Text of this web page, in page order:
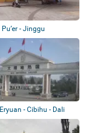
Pu’er - Jinggu
- Cibihu - Dali
Geothermal...